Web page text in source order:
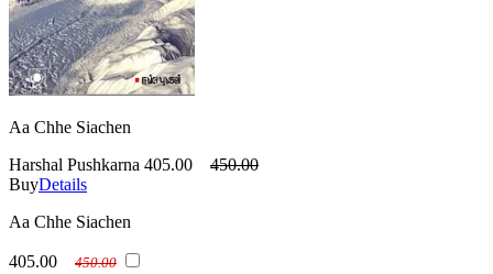
Aa Chhe Siachen
Harshal Pushkarna 405.00
450.00
BuyDetails
Aa Chhe Siachen
405.00 450.00